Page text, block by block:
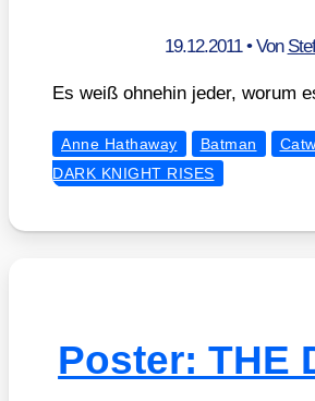
19.12.2011• Von
Es weiß ohne­hin jeder, wor­um
Anne Hathaway Batman
DARK KNIGHT RISES
Poster: THE